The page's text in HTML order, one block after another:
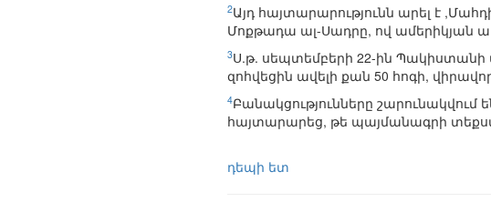
2Այդ հայտարարությունն արել է
Մոքթադա ալ-Սադրը, ով ամերիկյան
3Ս.թ. սեպտեմբերի 22-ին Պակիստանի
զոհվեցին ավելի քան 50 հոգի,
4Բանակցությունները շարունակվում
հայտարարեց, թե պայմանագրի
դեպի ետ